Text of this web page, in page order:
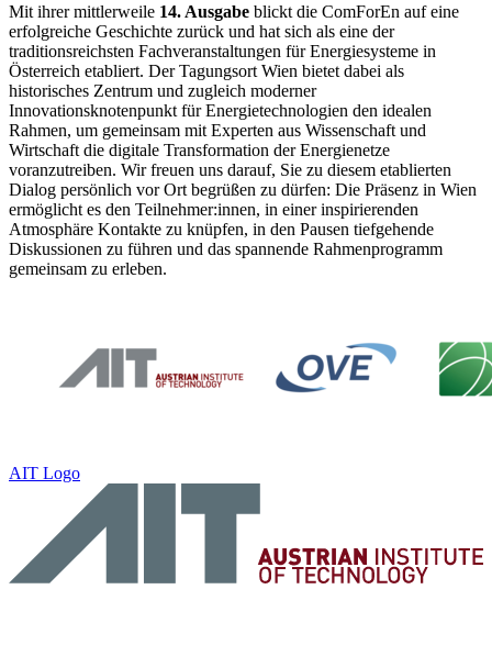
Mit ihrer mittlerweile 14. Ausgabe blickt die ComForEn auf eine
erfolgreiche Geschichte zurück und hat sich als eine der
traditionsreichsten Fachveranstaltungen für Energiesysteme in
Österreich etabliert. Der Tagungsort Wien bietet dabei als
historisches Zentrum und zugleich moderner
Innovationsknotenpunkt für Energietechnologien den idealen
Rahmen, um gemeinsam mit Experten aus Wissenschaft und
Wirtschaft die digitale Transformation der Energienetze
voranzutreiben. Wir freuen uns darauf, Sie zu diesem etablierten
Dialog persönlich vor Ort begrüßen zu dürfen: Die Präsenz in Wien
ermöglicht es den Teilnehmer:innen, in einer inspirierenden
Atmosphäre Kontakte zu knüpfen, in den Pausen tiefgehende
Diskussionen zu führen und das spannende Rahmenprogramm
gemeinsam zu erleben.
AIT Logo